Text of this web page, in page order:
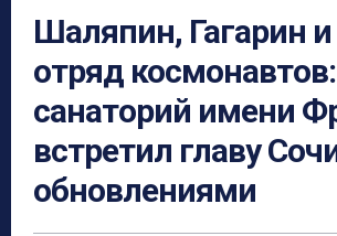
Шаляпин, Гагарин
отряд космонавтов:
санаторий имени
встретил главу
обновлениями